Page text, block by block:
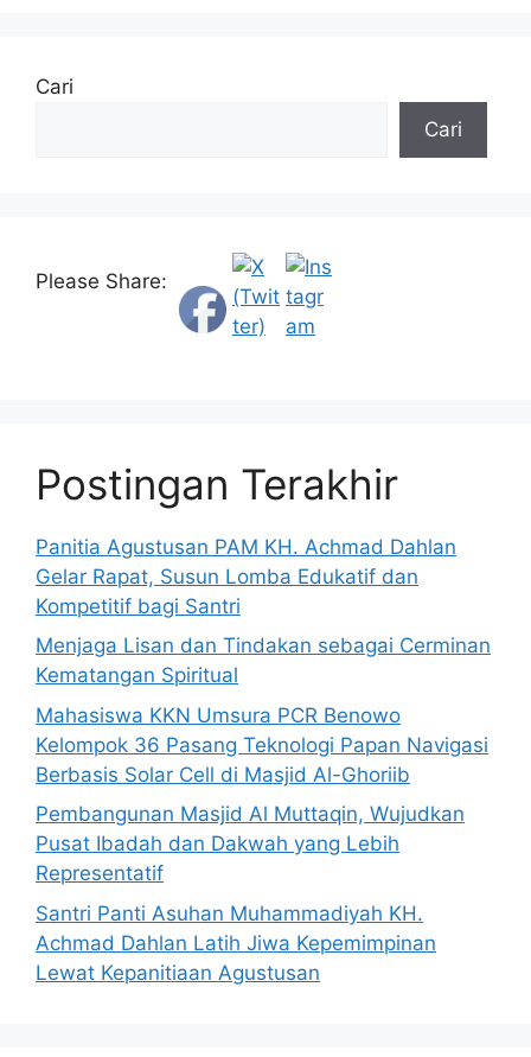
Cari
Cari
Please Share:
Postingan Terakhir
Panitia Agustusan PAM KH. Achmad Dahlan
Gelar Rapat, Susun Lomba Edukatif dan
Kompetitif bagi Santri
Menjaga Lisan dan Tindakan sebagai Cerminan
Kematangan Spiritual
Mahasiswa KKN Umsura PCR Benowo
Kelompok 36 Pasang Teknologi Papan Navigasi
Berbasis Solar Cell di Masjid Al-Ghoriib
Pembangunan Masjid Al Muttaqin, Wujudkan
Pusat Ibadah dan Dakwah yang Lebih
Representatif
Santri Panti Asuhan Muhammadiyah KH.
Achmad Dahlan Latih Jiwa Kepemimpinan
Lewat Kepanitiaan Agustusan